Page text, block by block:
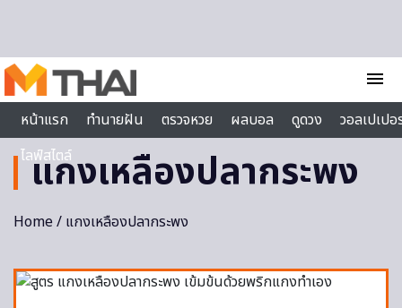
menu
หน้าแรก
ทำนายฝัน ตรวจหวย ผลบอล ดูดวง
วอลเปเป
ไลฟ์สไตล์
แกงเหลืองปลากระพง
Home/ แกงเหลืองปลากระพง